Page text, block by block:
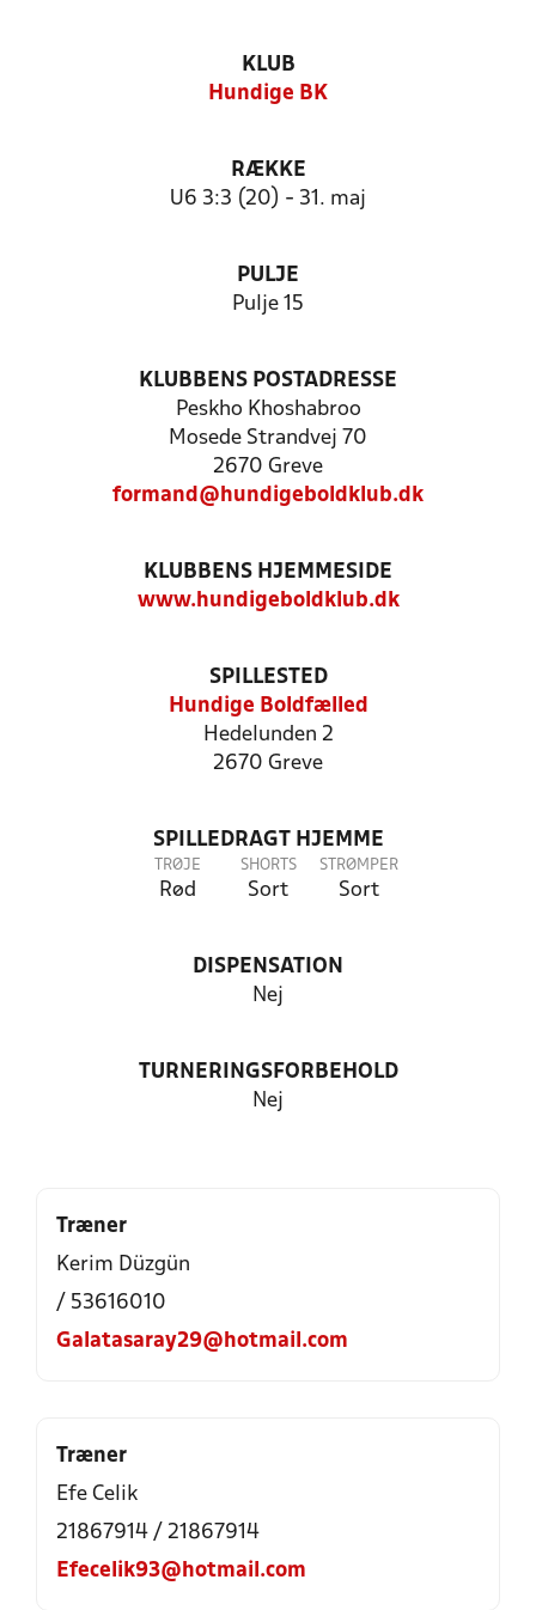
KLUB
Hundige BK
RÆKKE
U6 3:3 (20) - 31. maj
PULJE
Pulje 15
KLUBBENS POSTADRESSE
Peskho Khoshabroo
Mosede Strandvej 70
2670 Greve
formand@hundigeboldklub.dk
KLUBBENS HJEMMESIDE
www.hundigeboldklub.dk
SPILLESTED
Hundige Boldfælled
Hedelunden 2
2670 Greve
SPILLEDRAGT HJEMME
TRØJE
Rød
SHORTS
Sort
STRØMPER
Sort
DISPENSATION
Nej
TURNERINGSFORBEHOLD
Nej
Træner
Kerim Düzgün
/ 53616010
Galatasaray29@hotmail.com
Træner
Efe Celik
21867914 / 21867914
Efecelik93@hotmail.com